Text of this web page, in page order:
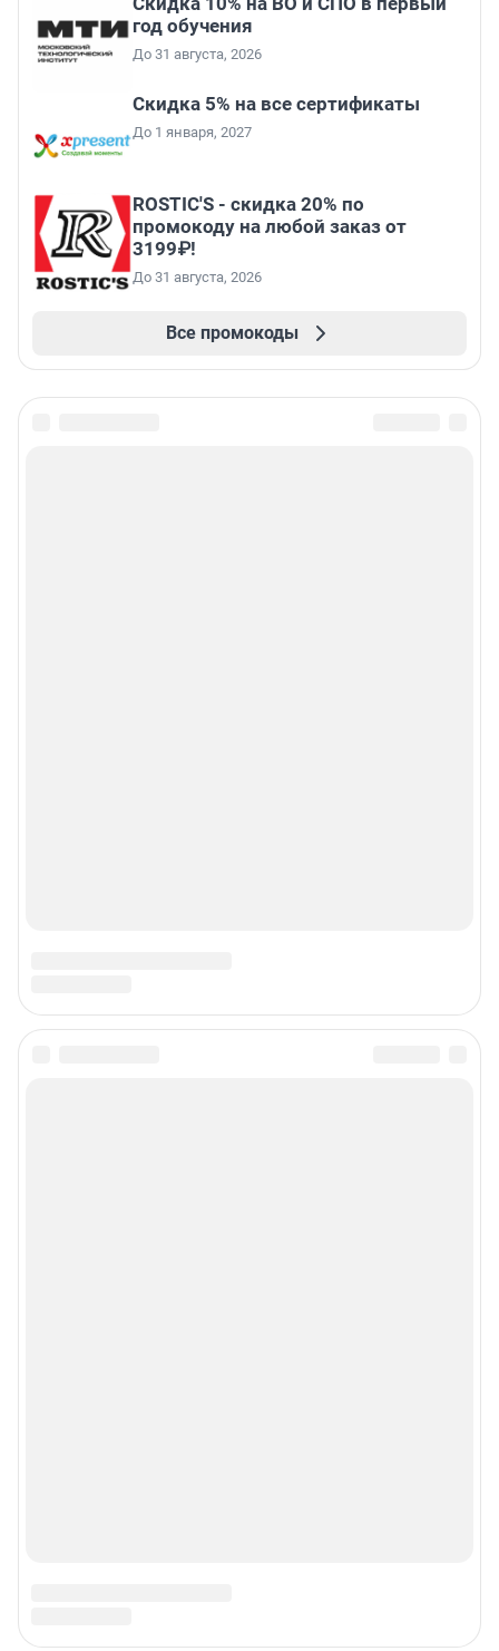
год обучения
До 31 августа, 2026
Скидка 5% на все сертификаты
До 1 января, 2027
ROSTIC'S - скидка 20% по
промокоду на любой заказ от
3199₽!
До 31 августа, 2026
Все промокоды